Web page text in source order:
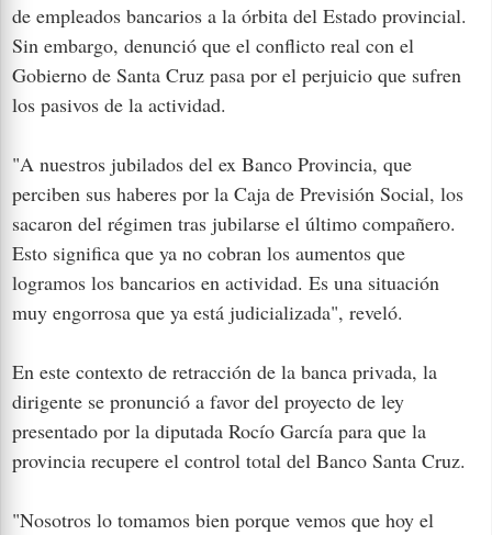
de empleados bancarios a la órbita del Estado provincial.
Sin embargo, denunció que el conflicto real con el
Gobierno de Santa Cruz pasa por el perjuicio que sufren
los pasivos de la actividad.
"A nuestros jubilados del ex Banco Provincia, que
perciben sus haberes por la Caja de Previsión Social, los
sacaron del régimen tras jubilarse el último compañero.
Esto significa que ya no cobran los aumentos que
logramos los bancarios en actividad. Es una situación
muy engorrosa que ya está judicializada", reveló.
En este contexto de retracción de la banca privada, la
dirigente se pronunció a favor del proyecto de ley
presentado por la diputada Rocío García para que la
provincia recupere el control total del Banco Santa Cruz.
"Nosotros lo tomamos bien porque vemos que hoy el